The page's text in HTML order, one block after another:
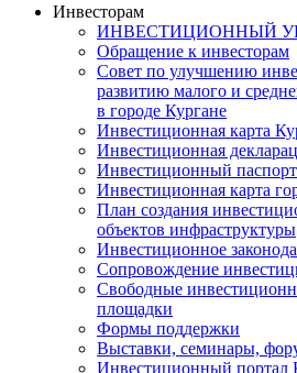
Инвесторам
ИНВЕСТИЦИОННЫЙ
Обращение к инвесторам
Совет по улучшению
развитию малого и
в городе Кургане
Инвестиционная карта
Инвестиционная
Инвестиционный паспорт
Инвестиционная карта
План создания
объектов инфраструктуры
Инвестиционное
Сопровождение
Свободные
площадки
Формы поддержки
Выставки, семинары,
Инвестиционный портал